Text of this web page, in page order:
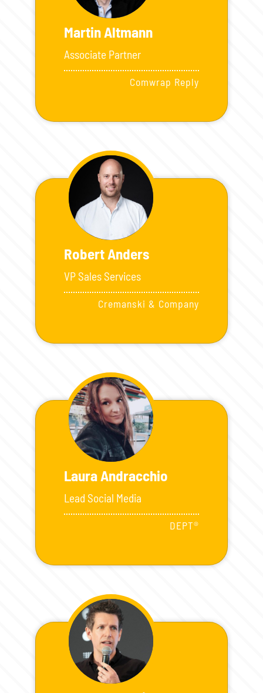
Martin Altmann
Associate Partner
Comwrap Reply
Robert Anders
VP Sales Services
Cremanski & Company
Laura Andracchio
Lead Social Media
DEPT®